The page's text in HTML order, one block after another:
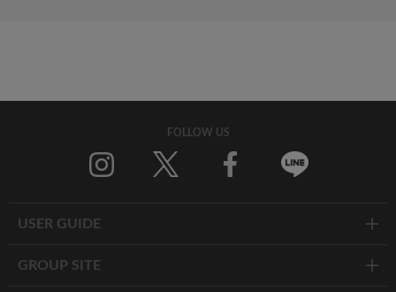
FOLLOW US
USER GUIDE
GROUP SITE